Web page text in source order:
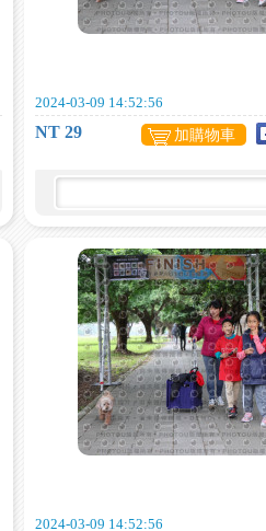
2024-03-09 14:52:56
NT 29 加購物車
2024-03-09 14:52:56